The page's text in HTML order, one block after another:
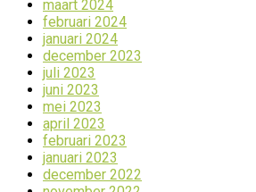
maart 2024
februari 2024
januari 2024
december 2023
juli 2023
juni 2023
mei 2023
april 2023
februari 2023
januari 2023
december 2022